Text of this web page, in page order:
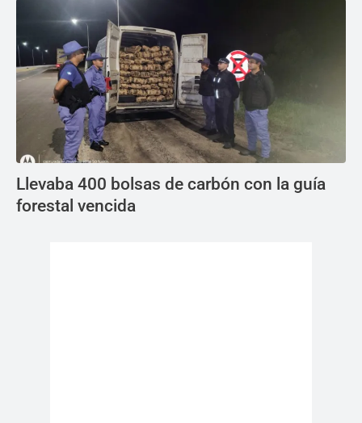
Llevaba 400 bolsas de carbón con la guía
forestal vencida